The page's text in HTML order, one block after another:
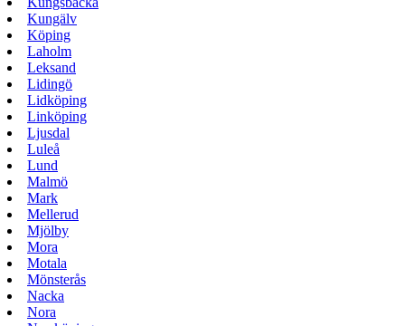
Kungälv
Köping
Laholm
Leksand
Lidingö
Lidköping
Linköping
Ljusdal
Luleå
Lund
Malmö
Mark
Mellerud
Mjölby
Mora
Motala
Mönsterås
Nacka
Nora